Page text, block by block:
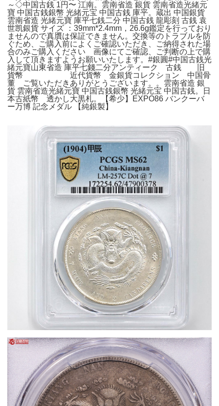
～◇中国古銭 1円〜 江南。雲南省造 銀貨 雲南省造光緒元
寶 中国古銭銀幣 光緒元宝 中国古銭 庫平。蔵出 中国銀貨
雲南省造 光緒元寶 庫平七銭二分 中国古銭 龍彫刻 古銭 袁
世凯銀貨 サイズ ：39mm*2.4mm，26.6g鑑定を行っており
ませんので真贋は保証できません。交換等のトラブルを防
ぐため、ご購入前によくご確認いただき、ご納得された場
合のみご購入ください 画像にてご確認、ご判断の上で購
入して頂きますようお願いいたします。#銀圓#中国古銭光
緒元寶山東省造 庫平七錢二分アンティーク 古銭 旧
貨幣 近代貨幣 金銀貨コレクション 中国骨
董 ご覧いただきありがとうございます。。雲南省造 銀
貨 雲南省造光緒元寶 中国古銭銀幣 光緒元宝 中国古銭。日
本古紙幣 透かし大黒札。【希少】EXPO86 バンクーバ
ー万博 記念メダル 【純銀製】